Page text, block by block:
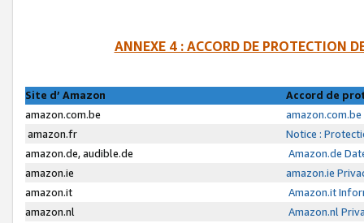
ANNEXE 4 : ACCORD DE PROTECTION
Site d’ Amazon
Accord de
amazon.com.be
amazon.fr
Notice :
amazon.de, audible.de
Amazon.de
amazon.ie
amazon.ie
amazon.it
Amazon.it
amazon.nl
Amazon.nl